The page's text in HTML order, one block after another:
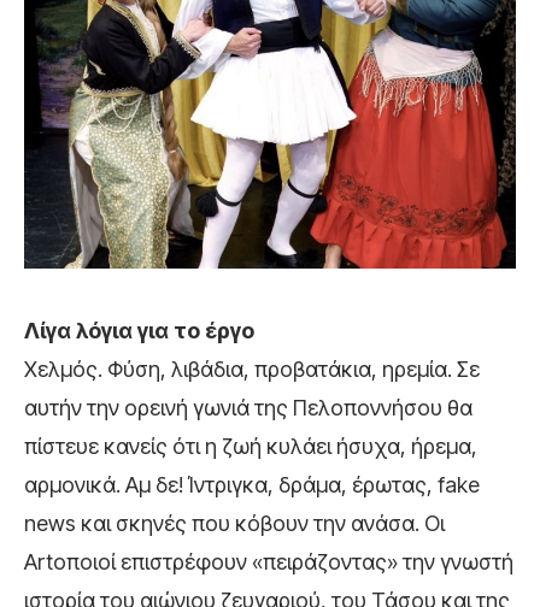
Λίγα λόγια για το έργο
Χελμός. Φύση, λιβάδια, προβατάκια, ηρεμία. Σε
αυτήν την ορεινή γωνιά της Πελοποννήσου θα
πίστευε κανείς ότι η ζωή κυλάει ήσυχα, ήρεμα,
αρμονικά. Αμ δε! Ίντριγκα, δράμα, έρωτας, fake
news και σκηνές που κόβουν την ανάσα. Οι
Artοποιοί επιστρέφουν «πειράζοντας» την γνωστή
ιστορία του αιώνιου ζευγαριού, του Τάσου και της